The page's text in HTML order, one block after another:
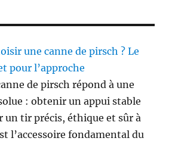
une canne de pirsch ? Le
pour l’approche
de pirsch répond à une
: obtenir un appui stable
un tir précis, éthique et sûr à
l’accessoire fondamental du